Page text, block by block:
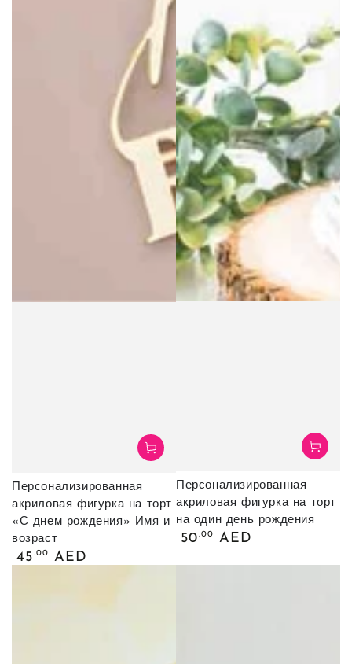
Персонализированная
акриловая фигурка на торт
«С днем ​​рождения» Имя и
возраст
Обычная
цена
45.00 AED
Персонализированная
акриловая фигурка на торт
на один день рождения
Обычная
50.00 AED